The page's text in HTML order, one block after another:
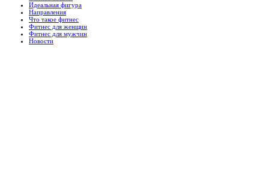
Идеальная фигура
Направления
Что такое фитнес
Фитнес для женщин
Фитнес для мужчин
Новости